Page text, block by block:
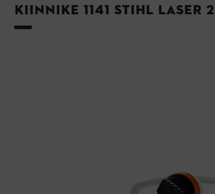
Kiinnike 1141 STIHL